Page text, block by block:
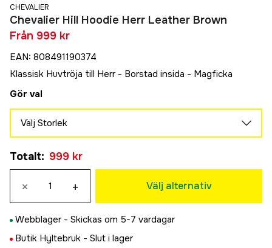
CHEVALIER
Chevalier Hill Hoodie Herr Leather Brown
Från 999 kr
EAN: 808491190374
Klassisk Huvtröja till Herr - Borstad insida - Magficka
Gör val
Välj Storlek
999 kr
M
999 kr
999 kr
999 kr
Totalt: 999 kr
× + Välj alternativ
Webblager - Skickas om 5-7 vardagar
Butik Hyltebruk - Slut i lager